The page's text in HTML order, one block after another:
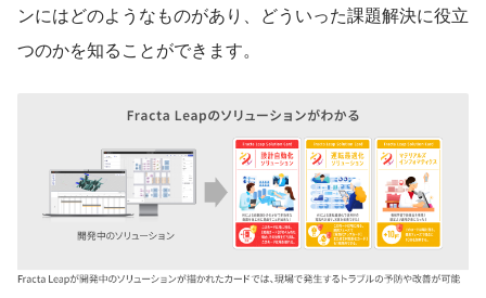
ンにはどのようなものがあり、どういった課題解決に役立
つのかを知ることができます。